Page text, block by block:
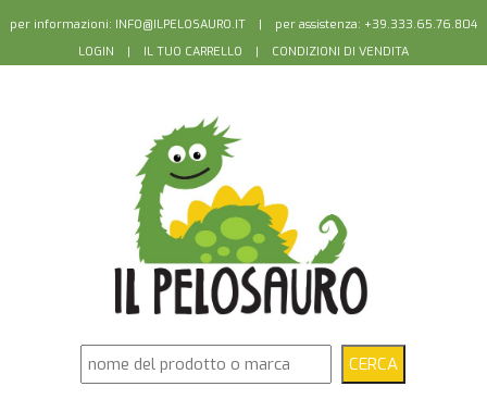
per informazioni: INFO@ILPELOSAURO.IT | per assistenza: +39.333.65.76.804
LOGIN | IL TUO CARRELLO | CONDIZIONI DI VENDITA